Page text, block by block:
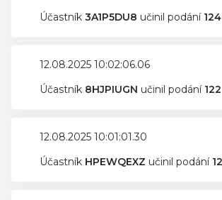
Účastník 3A1P5DU8 učinil podání
12.08.2025 10:02:06.06
Účastník 8HJPIUGN učinil podání
12.08.2025 10:01:01.30
Účastník HPEWQEXZ učinil podání